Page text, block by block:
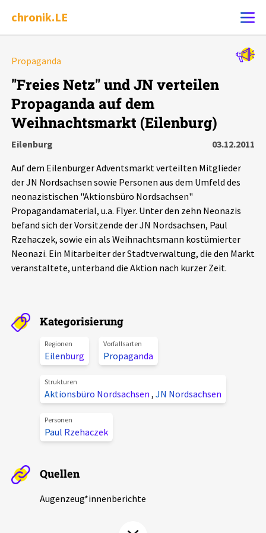
chronik.LE
Chronik
Dossiers
Leipziger Zustände
Schlaglichter
Phänomene
Alle Beiträge
Pressemitteilungen
Podcasts
Über uns
Projektbeschreibung
Unterstützer_innen
Spenden
chronik.LE in der Presse
Propaganda
"Freies Netz" und JN verteilen
Propaganda auf dem
Weihnachtsmarkt (Eilenburg)
Eilenburg
03.12.2011
Auf dem Eilenburger Adventsmarkt verteilten Mitglieder
der JN Nordsachsen sowie Personen aus dem Umfeld des
neonazistischen "Aktionsbüro Nordsachsen"
Propagandamaterial, u.a. Flyer. Unter den zehn Neonazis
befand sich der Vorsitzende der JN Nordsachsen, Paul
Rzehaczek, sowie ein als Weihnachtsmann kostümierter
Neonazi. Ein Mitarbeiter der Stadtverwaltung, die den Markt
veranstaltete, unterband die Aktion nach kurzer Zeit.
Kategorisierung
Regionen
Eilenburg
Vorfallsarten
Propaganda
Strukturen
Aktionsbüro Nordsachsen , JN Nordsachsen
Personen
Paul Rzehaczek
Quellen
Augenzeug*innenberichte
Alle Ereignisse
7502 Ereignisse
Ereignisse Statistik
Filter Erklärungen